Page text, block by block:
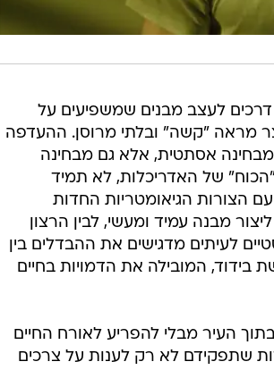
דרכים לעצב מבנים שמשפיעים על
מראה "קשה" ובלתי מרוסן. ההעדפה
מבחינה אסתטית, אלא גם מבחינה
של האדריכלות, לא תמיד
הצורות הגיאומטריות החדות
מבנה עמיד ומעשי, לבין הרצון
לעיתים מדגישים את ההבדלים בין
המובילה את הדמויות בחיים
העיר מבלי להפריע לאורח החיים
שתפקידם לא רק לענות על צרכים